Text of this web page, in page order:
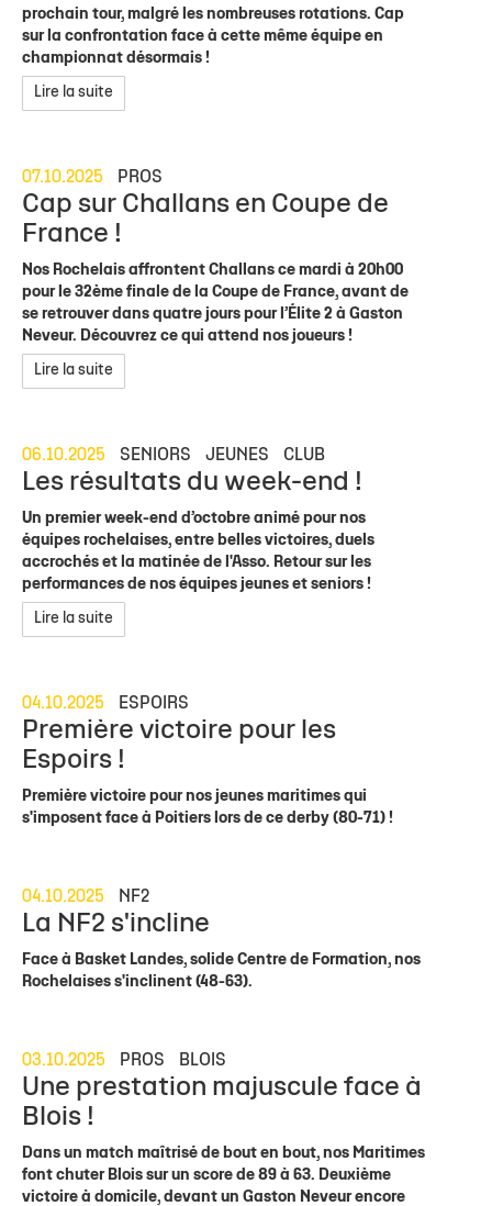
prochain tour, malgré les nombreuses rotations. Cap
sur la confrontation face à cette même équipe en
championnat désormais !
Lire la suite
07.10.2025 PROS
Cap sur Challans en Coupe de
France !
Nos Rochelais affrontent Challans ce mardi à 20h00
pour le 32ème finale de la Coupe de France, avant de
se retrouver dans quatre jours pour l’Élite 2 à Gaston
Neveur. Découvrez ce qui attend nos joueurs !
Lire la suite
06.10.2025 SENIORS JEUNES CLUB
Les résultats du week-end !
Un premier week-end d’octobre animé pour nos
équipes rochelaises, entre belles victoires, duels
accrochés et la matinée de l'Asso. Retour sur les
performances de nos équipes jeunes et seniors !
Lire la suite
04.10.2025 ESPOIRS
Première victoire pour les
Espoirs !
Première victoire pour nos jeunes maritimes qui
s'imposent face à Poitiers lors de ce derby (80-71) !
04.10.2025 NF2
La NF2 s'incline
Face à Basket Landes, solide Centre de Formation, nos
Rochelaises s'inclinent (48-63).
03.10.2025 PROS BLOIS
Une prestation majuscule face à
Blois !
Dans un match maîtrisé de bout en bout, nos Maritimes
font chuter Blois sur un score de 89 à 63. Deuxième
victoire à domicile, devant un Gaston Neveur encore